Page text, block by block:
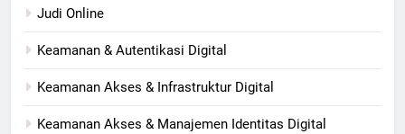
Judi Online
Keamanan & Autentikasi Digital
Keamanan Akses & Infrastruktur Digital
Keamanan Akses & Manajemen Identitas Digital